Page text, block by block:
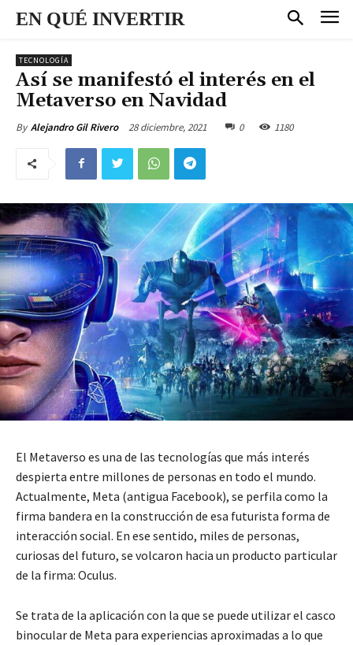
EN QUÉ INVERTIR
TECNOLOGÍA
Así se manifestó el interés en el
Metaverso en Navidad
By Alejandro Gil Rivero 28 diciembre, 2021 0 1180
El Metaverso es una de las tecnologías que más interés
despierta entre millones de personas en todo el mundo.
Actualmente, Meta (antigua Facebook), se perfila como la
firma bandera en la construcción de esa futurista forma de
interacción social. En ese sentido, miles de personas,
curiosas del futuro, se volcaron hacia un producto particular
de la firma: Oculus.
Se trata de la aplicación con la que se puede utilizar el casco
binocular de Meta para experiencias aproximadas a lo que